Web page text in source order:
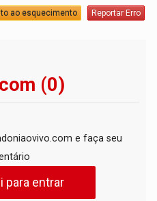
ao esquecimento Reportar Erro
(0)
e faça seu
para entrar